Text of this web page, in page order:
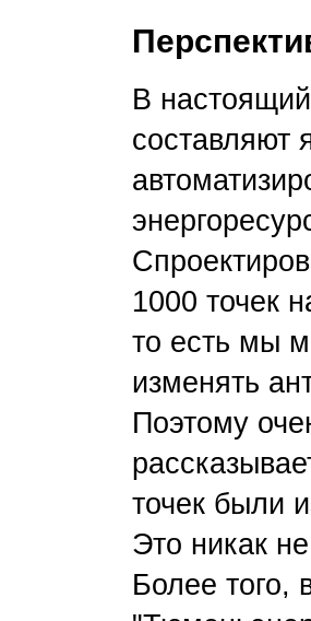
В
составляют
1000 точек
то есть мы
изменять
Поэтому
точек были
Это никак
Более того,